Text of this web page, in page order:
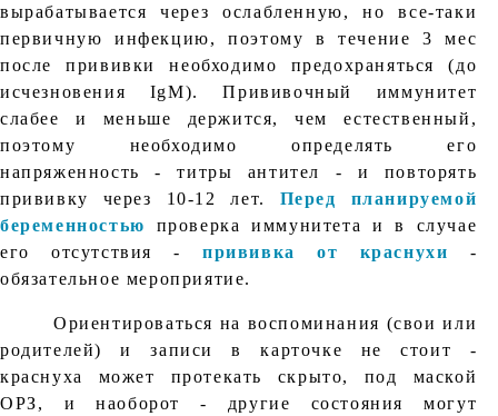
вырабатывается через ослабленную, но все-таки
первичную инфекцию, поэтому в течение 3 мес
после прививки необходимо предохраняться (до
исчезновения IgM). Прививочный иммунитет
слабее и меньше держится, чем естественный,
поэтому необходимо определять его
напряженность - титры антител - и повторять
прививку через 10-12 лет. Перед планируемой
беременностью
проверка иммунитета и в случае
его отсутствия -прививка от краснухи -
обязательное мероприятие.
Ориентироваться на воспоминания (свои или
родителей) и записи в карточке не стоит -
краснуха может протекать скрыто, под маской
ОРЗ, и наоборот - другие состояния могут